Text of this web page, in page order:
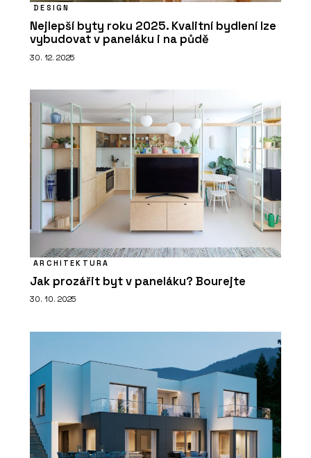
DESIGN
Nejlepší byty roku 2025. Kvalitní bydlení lze
vybudovat v paneláku i na půdě
30. 12. 2025
ARCHITEKTURA
Jak prozářit byt v paneláku? Bourejte
30. 10. 2025